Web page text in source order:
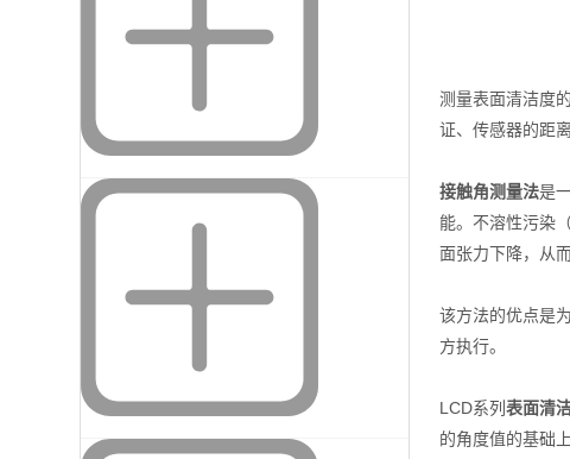
测量表面清洁度
证、传感器的距
接触角测量法是
能。不溶性污染
面张力下降，从
该方法的优点是
方执行。
LCD系列 表面清
的角度值的基础